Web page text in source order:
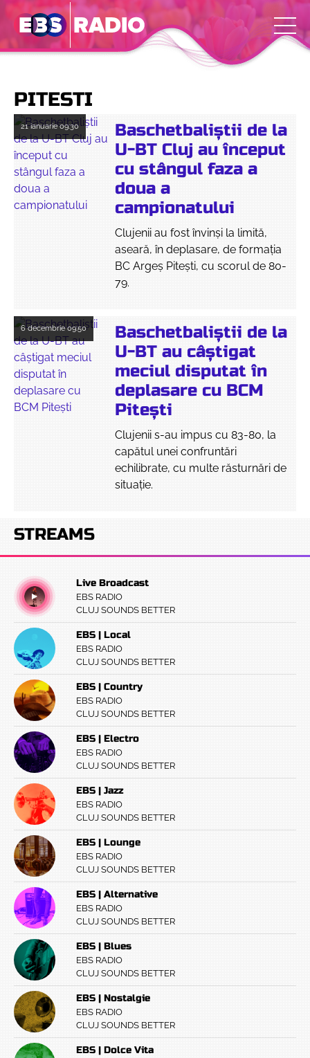
PITESTI
21 ianuarie09:30
Baschetbaliștii de la
U-BT Cluj au început
cu stângul faza a
doua a
campionatului
Clujenii au fost învinși la limită,
aseară, în deplasare, de formația
BC Argeș Pitești, cu scorul de 80-
79.
6 decembrie09:50
Baschetbaliștii de la
U-BT au câștigat
meciul disputat în
deplasare cu BCM
Pitești
Clujenii s-au impus cu 83-80, la
capătul unei confruntări
echilibrate, cu multe răsturnări de
situație.
STREAMS
Live Broadcast
EBS RADIO
CLUJ SOUNDS BETTER
EBS | Local
EBS RADIO
CLUJ SOUNDS BETTER
EBS | Country
EBS RADIO
CLUJ SOUNDS BETTER
EBS | Electro
EBS RADIO
CLUJ SOUNDS BETTER
EBS | Jazz
EBS RADIO
CLUJ SOUNDS BETTER
EBS | Lounge
EBS RADIO
CLUJ SOUNDS BETTER
EBS | Alternative
EBS RADIO
CLUJ SOUNDS BETTER
EBS | Blues
EBS RADIO
CLUJ SOUNDS BETTER
EBS | Nostalgie
EBS RADIO
CLUJ SOUNDS BETTER
EBS | Dolce Vita